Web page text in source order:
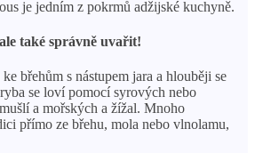
je jedním z pokrmů adžijské kuchyně.
také správně uvařit!
břehům s nástupem jara a hlouběji se
se loví pomocí syrových nebo
a mořských a žížal. Mnoho
přímo ze břehu, mola nebo vlnolamu,